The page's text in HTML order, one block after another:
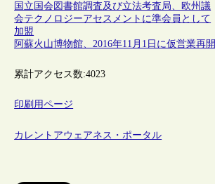
国立国会図書館調査及び立法考査局、欧州議
会テクノロジーアセスメントに準会員として
加盟
阿蘇火山博物館、2016年11月1日に仮営業再開
累計アクセス数:4023
印刷用ページ
カレントアウェアネス・ポータル